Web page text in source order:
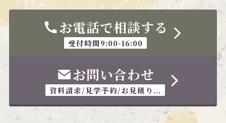
お電話で相談する
受付時間9:00-16:00
お問い合わせ
資料請求/見学予約/お見積り...